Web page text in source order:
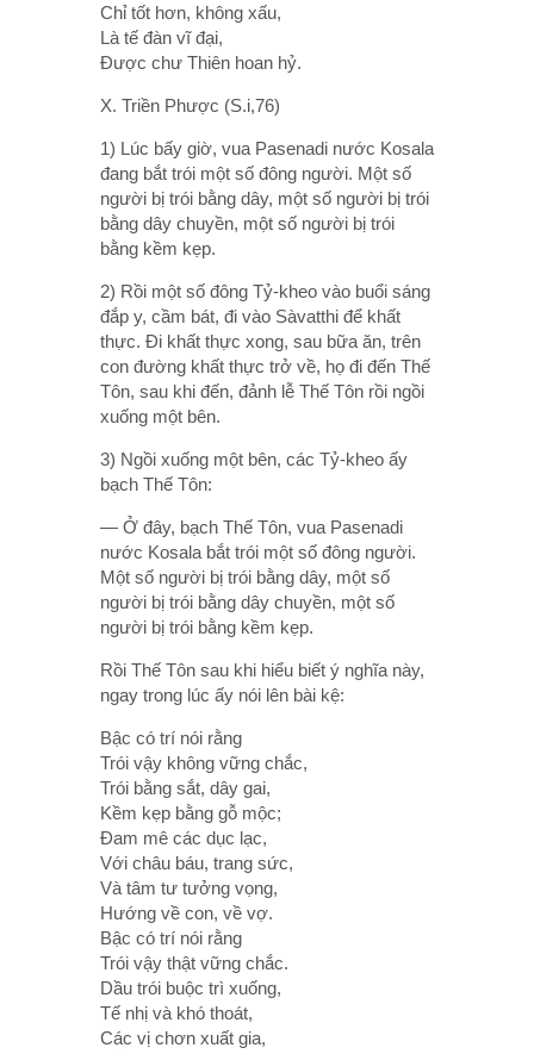
Chỉ tốt hơn, không xấu,
Là tế đàn vĩ đại,
Ðược chư Thiên hoan hỷ.
X. Triền Phược (S.i,76)
1) Lúc bấy giờ, vua Pasenadi nước Kosala
đang bắt trói một số đông người. Một số
người bị trói bằng dây, một số người bị trói
bằng dây chuyền, một số người bị trói
bằng kềm kẹp.
2) Rồi một số đông Tỷ-kheo vào buổi sáng
đắp y, cầm bát, đi vào Sàvatthi để khất
thực. Ði khất thực xong, sau bữa ăn, trên
con đường khất thực trở về, họ đi đến Thế
Tôn, sau khi đến, đảnh lễ Thế Tôn rồi ngồi
xuống một bên.
3) Ngồi xuống một bên, các Tỷ-kheo ấy
bạch Thế Tôn:
— Ở đây, bạch Thế Tôn, vua Pasenadi
nước Kosala bắt trói một số đông người.
Một số người bị trói bằng dây, một số
người bị trói bằng dây chuyền, một số
người bị trói bằng kềm kẹp.
Rồi Thế Tôn sau khi hiểu biết ý nghĩa này,
ngay trong lúc ấy nói lên bài kệ:
Bậc có trí nói rằng
Trói vậy không vững chắc,
Trói bằng sắt, dây gai,
Kềm kẹp bằng gỗ mộc;
Ðam mê các dục lạc,
Với châu báu, trang sức,
Và tâm tư tưởng vọng,
Hướng về con, về vợ.
Bậc có trí nói rằng
Trói vậy thật vững chắc.
Dầu trói buộc trì xuống,
Tế nhị và khó thoát,
Các vị chơn xuất gia,